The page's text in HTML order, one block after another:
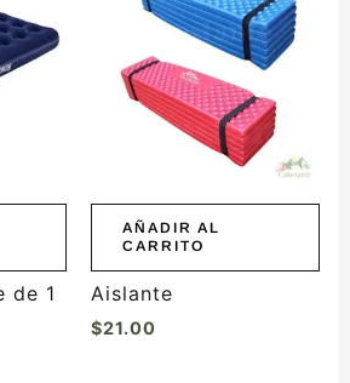
de 1
AÑADIR AL
CARRITO
Aislante
$21.00